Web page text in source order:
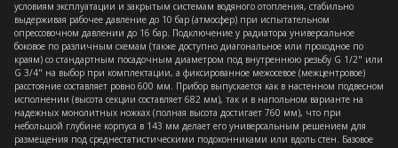
условиям эксплуатации и закрытым системам водяного отопления, стабильно
выдерживая рабочее давление до 10 бар (атмосфер) при испытательном
опрессовочном давлении до 16 бар. Подключение у радиатора универсальное
боковое по различным схемам (также доступно диагональное или проходное по
краям) со стандартным посадочным диаметром под внутреннюю резьбу G 1/2" или
G 3/4" на выбор при комплектации, а фиксированное межосевое (межцентровое)
расстояние составляет ровно 600 мм. Прибор выпускается как в настенном подвесном
исполнении (высота секции составляет 682 мм), так и в напольном варианте на
надежных монолитных ножках (полная высота достигает 760 мм), что при
небольшой глубине корпуса в 143 мм делает его универсальным решением для
размещения под среднестатистическими подоконниками или вдоль стен. Базовое